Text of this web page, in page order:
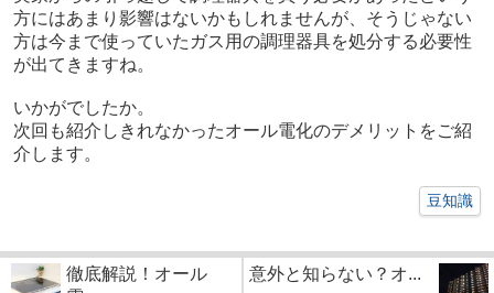
方にはあまり影響はないかもしれませんが、そうじゃない
方は今まで使っていたガス用の調理器具を処分する必要性
が出てきますね。
いかがでしたか。
次回も紹介しきれなかったオール電化のデメリットをご紹
介します。
豆知識
徹底解説！オール
意外と知らない？オ...